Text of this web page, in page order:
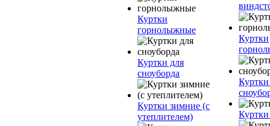
Куртки
горнолыжные
Куртки для
сноуборда
Куртки зимние (с
утеплителем)
Куртки
Куртки